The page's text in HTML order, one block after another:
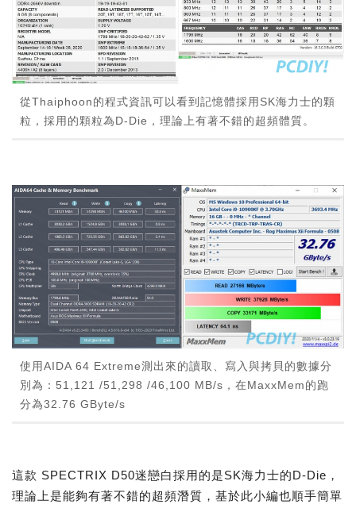
從Thaiphoon的程式資訊可以看到記憶體採用SK海力士的顆
粒，採用的顆粒為D-Die，理論上有著不錯的超頻體質。
使用AIDA 64 Extreme測出來的讀取、寫入與拷貝的數據分
別為：51,121 /51,298 /46,100 MB/s，在MaxxMem的跑
分為32.76 GByte/s
這款 SPECTRIX D50迷戀白採用的是SK海力士的D-Die，
理論上是能夠有著不錯的超頻潛質，基於此小編也順手簡單